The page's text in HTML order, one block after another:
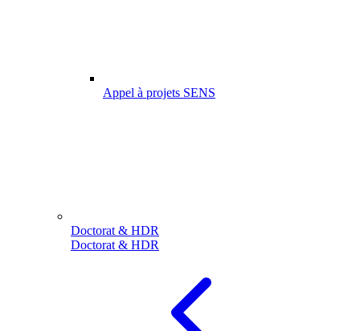
Appel à projets SENS
Doctorat & HDR
Doctorat & HDR